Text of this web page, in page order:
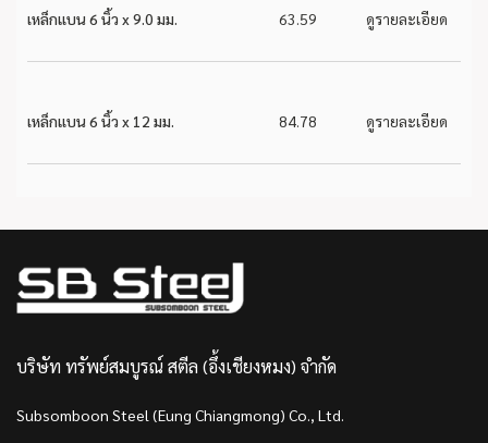
เหล็กแบน 6 นิ้ว x 9.0 มม. 63.59 ดูรายละเอียด
เหล็กแบน 6 นิ้ว x 12 มม. 84.78 ดูรายละเอียด
บริษัท ทรัพย์สมบูรณ์ สตีล (อึ้งเชียงหมง) จำกัด
Subsomboon Steel (Eung Chiangmong) Co., Ltd.